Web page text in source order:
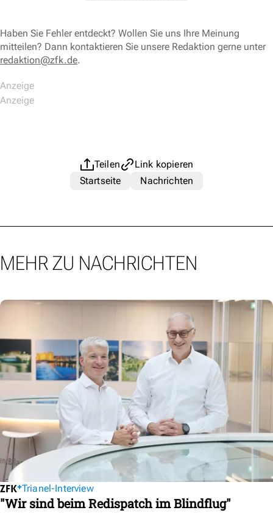
Haben Sie Fehler entdeckt? Wollen Sie uns Ihre Meinung
mitteilen? Dann kontaktieren Sie unsere Redaktion gerne unter
redaktion@zfk.de.
Teilen
Link kopieren
Startseite
Nachrichten
MEHR ZU NACHRICHTEN
Trianel-Interview
"Wir sind beim Redispatch im Blindflug"